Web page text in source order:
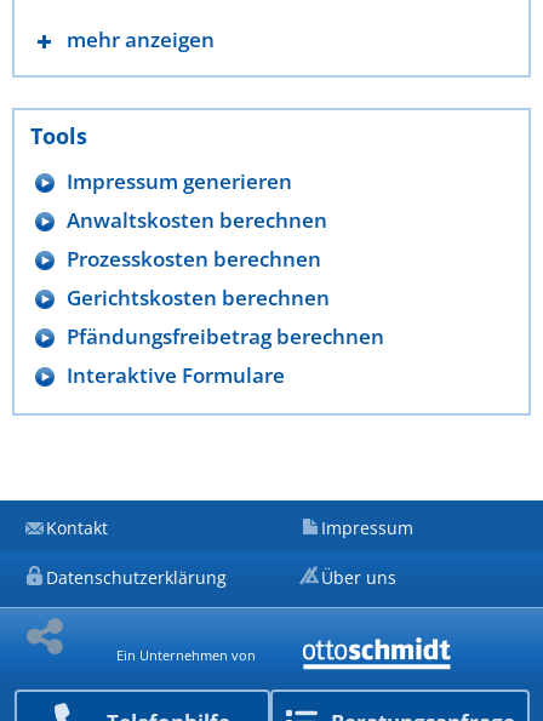
mehr anzeigen
Tools
Impressum generieren
Anwaltskosten berechnen
Prozesskosten berechnen
Gerichtskosten berechnen
Pfändungsfreibetrag berechnen
Interaktive Formulare
Kontakt Impressum
Datenschutzerklärung Über uns
Ein Unternehmen von